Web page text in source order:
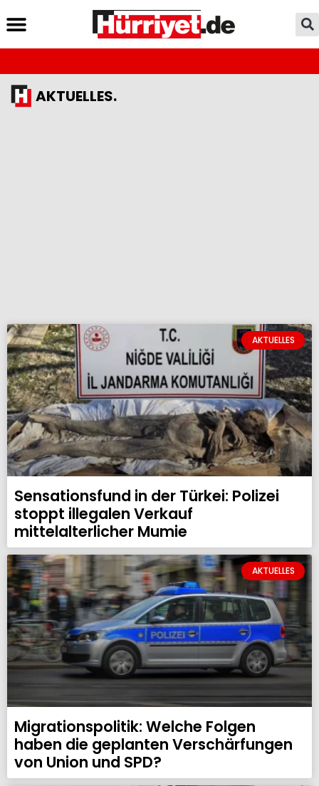
AKTUELLES.
AKTUELLES
Sensationsfund in der Türkei: Polizei
stoppt illegalen Verkauf
mittelalterlicher Mumie
AKTUELLES
Migrationspolitik: Welche Folgen
haben die geplanten Verschärfungen
von Union und SPD?